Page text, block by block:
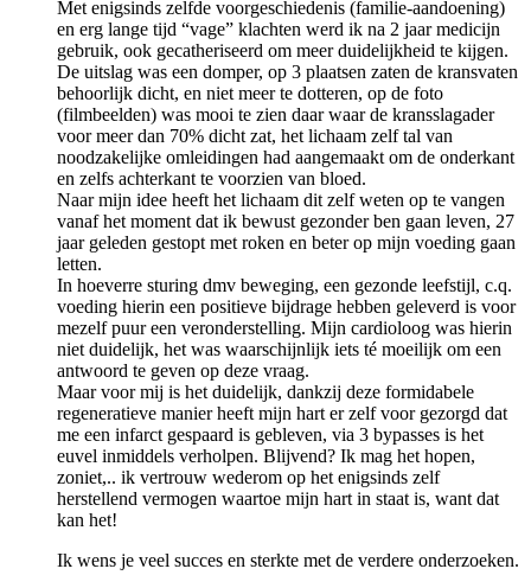
Met enigsinds zelfde voorgeschiedenis (familie-aandoening)
en erg lange tijd “vage” klachten werd ik na 2 jaar medicijn
gebruik, ook gecatheriseerd om meer duidelijkheid te kijgen.
De uitslag was een domper, op 3 plaatsen zaten de kransvaten
behoorlijk dicht, en niet meer te dotteren, op de foto
(filmbeelden) was mooi te zien daar waar de kransslagader
voor meer dan 70% dicht zat, het lichaam zelf tal van
noodzakelijke omleidingen had aangemaakt om de onderkant
en zelfs achterkant te voorzien van bloed.
Naar mijn idee heeft het lichaam dit zelf weten op te vangen
vanaf het moment dat ik bewust gezonder ben gaan leven, 27
jaar geleden gestopt met roken en beter op mijn voeding gaan
letten.
In hoeverre sturing dmv beweging, een gezonde leefstijl, c.q.
voeding hierin een positieve bijdrage hebben geleverd is voor
mezelf puur een veronderstelling. Mijn cardioloog was hierin
niet duidelijk, het was waarschijnlijk iets té moeilijk om een
antwoord te geven op deze vraag.
Maar voor mij is het duidelijk, dankzij deze formidabele
regeneratieve manier heeft mijn hart er zelf voor gezorgd dat
me een infarct gespaard is gebleven, via 3 bypasses is het
euvel inmiddels verholpen. Blijvend? Ik mag het hopen,
zoniet,.. ik vertrouw wederom op het enigsinds zelf
herstellend vermogen waartoe mijn hart in staat is, want dat
kan het!
Ik wens je veel succes en sterkte met de verdere onderzoeken.